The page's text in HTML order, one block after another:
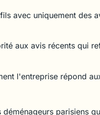
avec uniquement des
aux avis récents qui
l'entreprise répond
parisiens